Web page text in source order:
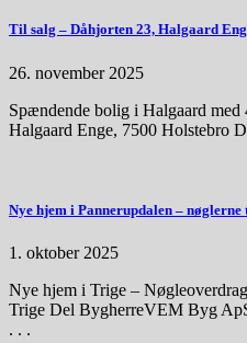
Til salg – Dåhjorten 23, Halgaard
26. november 2025
Spændende bolig i Halgaard med
Halgaard Enge, 7500 Holstebro
Nye hjem i Pannerupdalen –
1. oktober 2025
Nye hjem i Trige –
Trige Del BygherreVEM Byg
. . .